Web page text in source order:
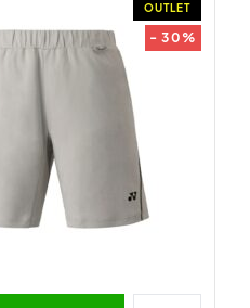
OUTLET
- 30%